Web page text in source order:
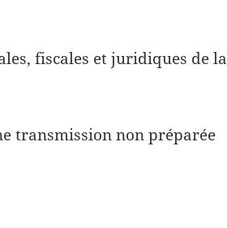
fiscales et juridiques de la
transmission non préparée